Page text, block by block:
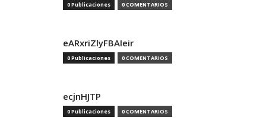
0 Publicaciones 0 COMENTARIOS
eARxriZlyFBAIeir
0 Publicaciones 0 COMENTARIOS
ecjnHJTP
0 Publicaciones 0 COMENTARIOS